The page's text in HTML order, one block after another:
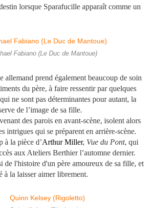
lorsque Sparafucille apparaît comme un
Fabiano (Le Duc de Mantoue)
allemand prend également beaucoup de soin
du père, à faire ressentir par quelques
ne sont pas déterminantes pour autant, la
de l’image de sa fille.
des parois en avant-scène, isolent alors
intrigues qui se préparent en arrière-scène.
à la pièce d’Arthur Miller, Vue du Pont, qui
aux Ateliers Berthier l’automne dernier.
de l'histoire d'un père amoureux de sa fille, et
à la laisser aimer librement.